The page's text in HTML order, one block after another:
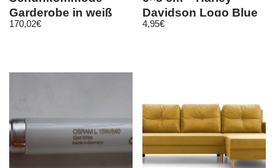
Garderobe in weiß
Landhaus Diele
170,02€
Davidson Logo Blue
4,95€